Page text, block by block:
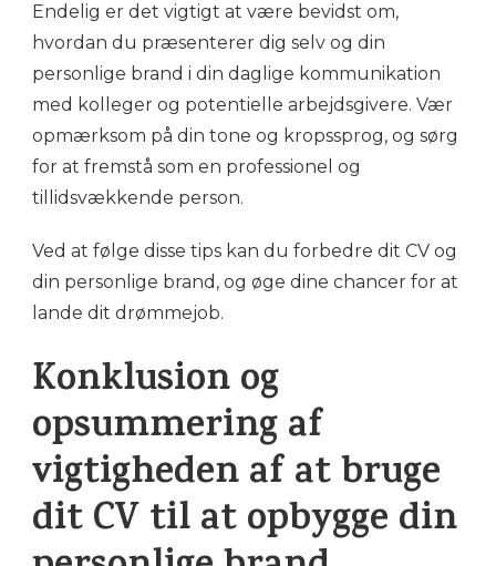
Endelig er det vigtigt at være bevidst om,
hvordan du præsenterer dig selv og din
personlige brand i din daglige kommunikation
med kolleger og potentielle arbejdsgivere. Vær
opmærksom på din tone og kropssprog, og sørg
for at fremstå som en professionel og
tillidsvækkende person.
Ved at følge disse tips kan du forbedre dit CV og
din personlige brand, og øge dine chancer for at
lande dit drømmejob.
Konklusion og
opsummering af
vigtigheden af at bruge
dit CV til at opbygge din